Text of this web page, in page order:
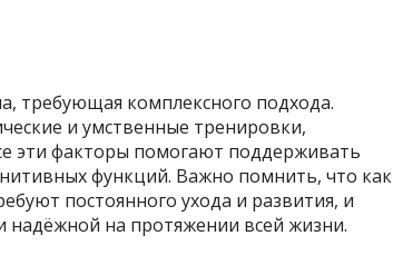
требующая комплексного подхода.
и умственные тренировки,
эти факторы помогают поддерживать
функций. Важно помнить, что как
постоянного ухода и развития, и
надёжной на протяжении всей жизни.